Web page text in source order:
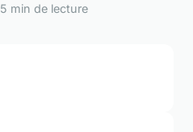
5 min de lecture